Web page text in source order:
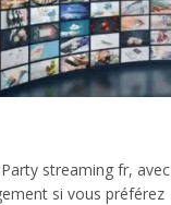
streaming fr, avec
si vous préférez